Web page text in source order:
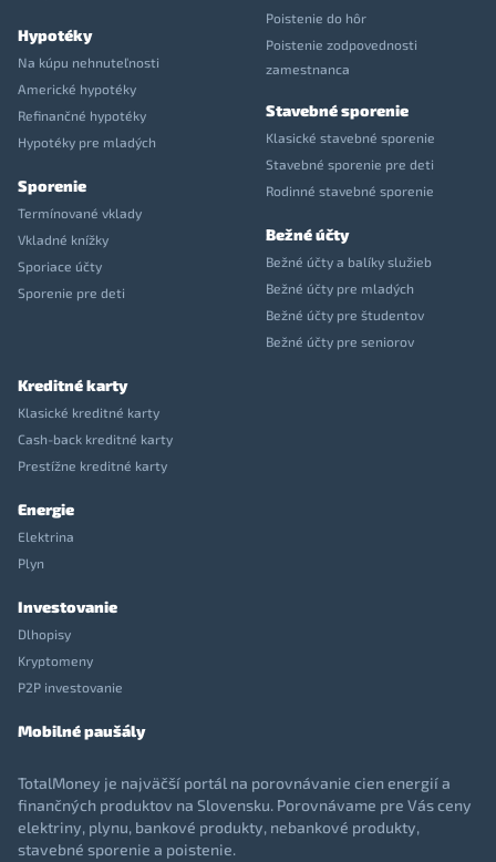
Hypotéky
Na kúpu nehnuteľnosti
Americké hypotéky
Refinančné hypotéky
Hypotéky pre mladých
Sporenie
Termínované vklady
Vkladné knížky
Sporiace účty
Sporenie pre deti
Poistenie do hôr
Poistenie zodpovednosti
zamestnanca
Stavebné sporenie
Klasické stavebné sporenie
Stavebné sporenie pre deti
Rodinné stavebné sporenie
Bežné účty
Bežné účty a balíky služieb
Bežné účty pre mladých
Bežné účty pre študentov
Bežné účty pre seniorov
Kreditné karty
Klasické kreditné karty
Cash-back kreditné karty
Prestížne kreditné karty
Energie
Elektrina
Plyn
Investovanie
Dlhopisy
Kryptomeny
P2P investovanie
Mobilné paušály
TotalMoney je najväčší portál na porovnávanie cien energií a
finančných produktov na Slovensku. Porovnávame pre Vás ceny
elektriny, plynu, bankové produkty, nebankové produkty,
stavebné sporenie a poistenie.